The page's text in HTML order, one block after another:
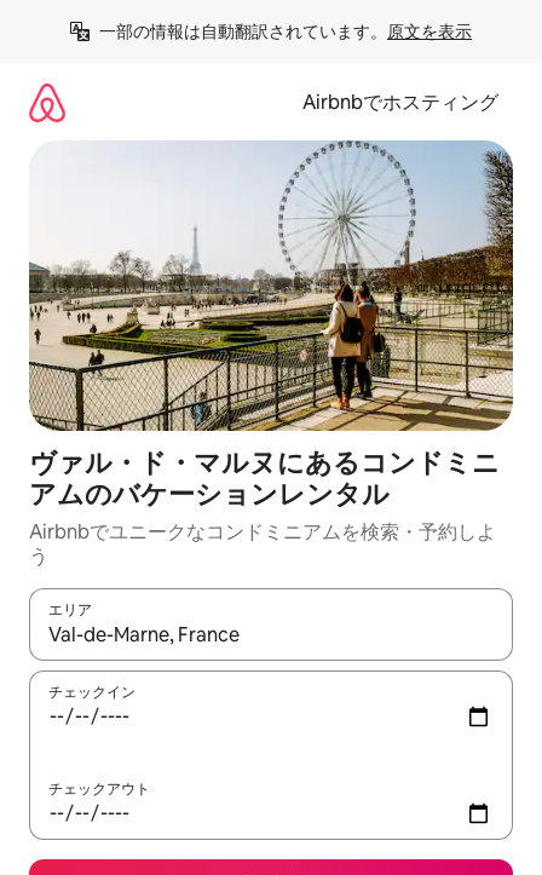
一部の情報は自動翻訳されています。 原文を表示
Airbnbでホスティング
ヴァル・ド・マルヌにあるコンドミニ
アムのバケーションレンタル
Airbnbでユニークなコンドミニアムを検索・予約しよ
う
エリア
検索結果が表示されたら、上下の矢印キーを使って移動するか
チェックイン
チェックアウト